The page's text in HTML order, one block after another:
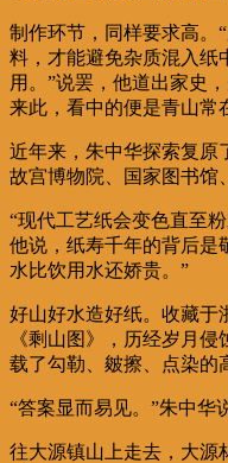
制作环节，同样要求高。
料，才能避免杂质混入纸
用。”说罢，他道出家史
来此，看中的便是青山常
近年来，朱中华探索复原
故宫博物院、国家图书馆
“现代工艺纸会变色直至
他说，纸寿千年的背后是
水比饮用水还娇贵。”
好山好水造好纸。收藏于
《剩山图》，历经岁月
载了勾勒、皴擦、点染的
“答案显而易见。”朱中华
往大源镇山上走去，大源